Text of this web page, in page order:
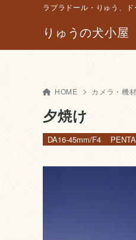
りゅうの犬小屋
ラブラドール・りゅう、
HOME カメラ・機材
夕焼け
DA16-45mm/F4